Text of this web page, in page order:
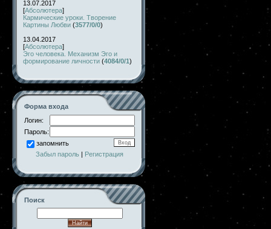
13.07.2017
[Абсолютера]
Кармические уроки. Творение
Картины Любви (3577/0/0)
13.04.2017
[Абсолютера]
Эго человека. Механизм Эго и
формирование личности (4084/0/1)
Форма входа
Логин:
Пароль:
запомнить
Забыл пароль | Регистрация
Поиск